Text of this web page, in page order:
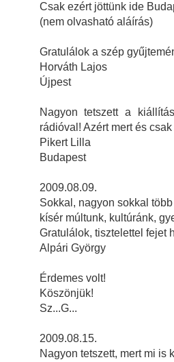
Csak ezért jöttünk ide
(nem olvasható aláírás)
Gratulálok a szép
Horváth Lajos
Újpest
Nagyon tetszett a
rádióval! Azért mert és
Pikert Lilla
Budapest
2009.08.09.
Sokkal, nagyon sokkal
kísér múltunk, kultúránk,
Gratulálok, tisztelettel fejet
Alpári György
Érdemes volt!
Köszönjük!
Sz...G...
2009.08.15.
Nagyon tetszett, mert mi is